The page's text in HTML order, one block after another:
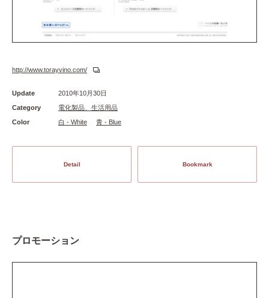
http://www.torayvino.com/
Update
2010年10月30日
Category
電化製品、生活用品
Color
白 - White 青 - Blue
Detail Bookmark
プロモーション